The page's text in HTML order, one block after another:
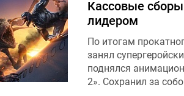
Кассовые
лидером
По итогам
занял
поднялся
2». Сохранил за